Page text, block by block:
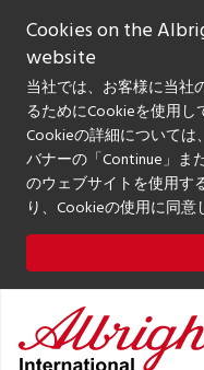
Cookies on the
website
当社では、お客様に当社
るためにCookieを使用し
Cookieの詳細については
バナーの「Continue」ま
のウェブサイトを使用す
り、Cookieの使用に同意